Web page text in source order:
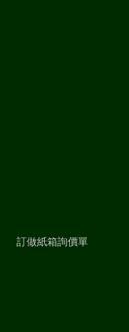
訂做紙箱詢價單